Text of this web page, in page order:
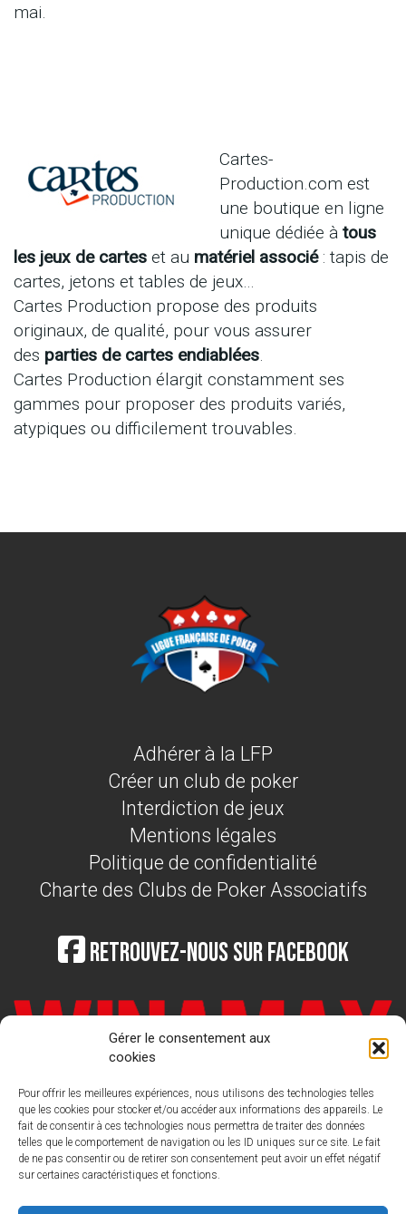
Gérer le consentement aux
cookies
Pour offrir les meilleures expériences, nous utilisons des technologies telles
que les cookies pour stocker et/ou accéder aux informations des appareils. Le
fait de consentir à ces technologies nous permettra de traiter des données
telles que le comportement de navigation ou les ID uniques sur ce site. Le fait
de ne pas consentir ou de retirer son consentement peut avoir un effet négatif
sur certaines caractéristiques et fonctions.
mai.
Cartes-
Production.com est
une boutique en ligne
unique dédiée à tous
les jeux de cartes et au matériel associé: tapis de
cartes, jetons et tables de jeux…
Cartes Production propose des produits
originaux, de qualité, pour vous assurer
des parties de cartes endiablées
Cartes Production élargit constamment ses
gammes pour proposer des produits variés,
atypiques ou difficilement trouvables.
Adhérer à la LFP
Créer un club de poker
Interdiction de jeux
Mentions légales
Politique de confidentialité
Charte des Clubs de Poker Associatifs
Retrouvez-nous sur Facebook